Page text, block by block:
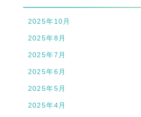
2025年10月
2025年8月
2025年7月
2025年6月
2025年5月
2025年4月